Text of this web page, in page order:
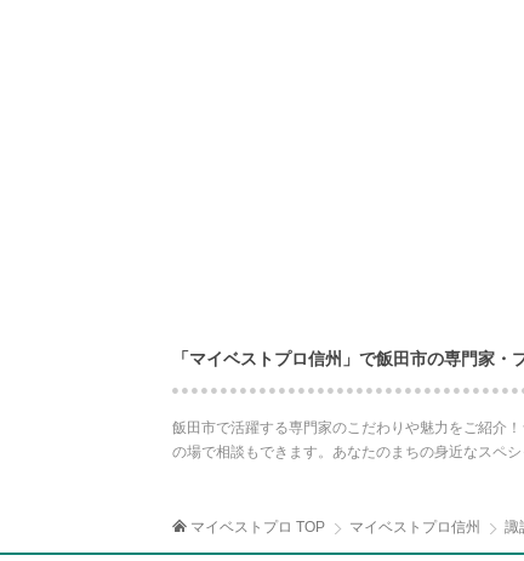
「マイベストプロ信州」で飯田市の専門家・
飯田市で活躍する専門家のこだわりや魅力をご紹介
の場で相談もできます。あなたのまちの身近なスペ
マイベストプロ TOP マイベストプロ信州 諏